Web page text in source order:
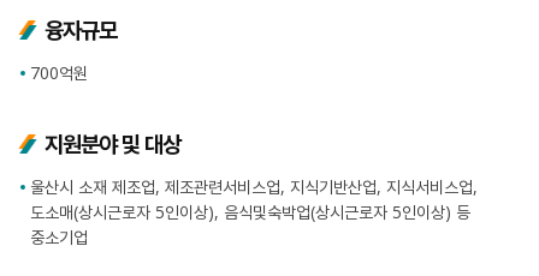
융자규모
700억원
지원분야 및 대상
울산시 소재 제조업, 제조관련서비스업, 지식기반산업, 지식서비스업,
도소매(상시근로자 5인이상), 음식및숙박업(상시근로자 5인이상) 등
중소기업